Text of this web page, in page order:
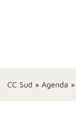
CC Sud » Agenda »